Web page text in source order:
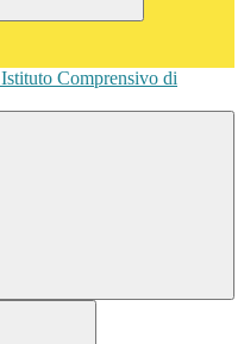
Istituto Comprensivo di